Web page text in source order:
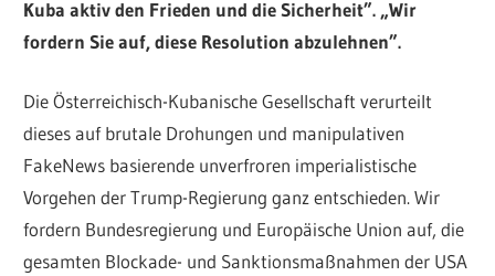
Kuba aktiv den Frieden und die Sicherheit”. „Wir
fordern Sie auf, diese Resolution abzulehnen”.
Die Österreichisch-Kubanische Gesellschaft verurteilt
dieses auf brutale Drohungen und manipulativen
FakeNews basierende unverfroren imperialistische
Vorgehen der Trump-Regierung ganz entschieden. Wir
fordern Bundesregierung und Europäische Union auf, die
gesamten Blockade- und Sanktionsmaßnahmen der USA